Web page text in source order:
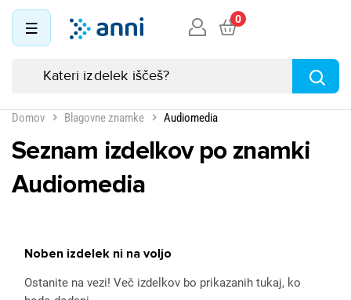
0
Domov Blagovne znamke Audiomedia
Seznam izdelkov po znamki
Audiomedia
Noben izdelek ni na voljo
Ostanite na vezi! Več izdelkov bo prikazanih tukaj, ko